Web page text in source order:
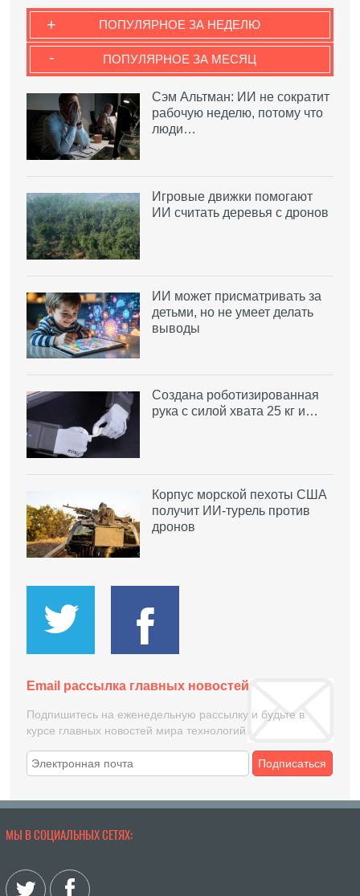
ПОПУЛЯРНОЕ ЗА НЕДЕЛЮ
+
ПОПУЛЯРНОЕ ЗА МЕСЯЦ
-
Сэм Альтман: ИИ не сократит
рабочую неделю, потому что
люди…
Игровые движки помогают
ИИ считать деревья с дронов
ИИ может присматривать за
детьми, но не умеет делать
выводы
Создана роботизированная
рука с силой хвата 25 кг и…
Корпус морской пехоты США
получит ИИ-турель против
дронов
Email рассылка главных новостей
Подпишитесь на еженедельную рассылку и будьте в
курсе главных новостей мира технологий
Подписаться
МЫ В СОЦИАЛЬНЫХ СЕТЯХ: